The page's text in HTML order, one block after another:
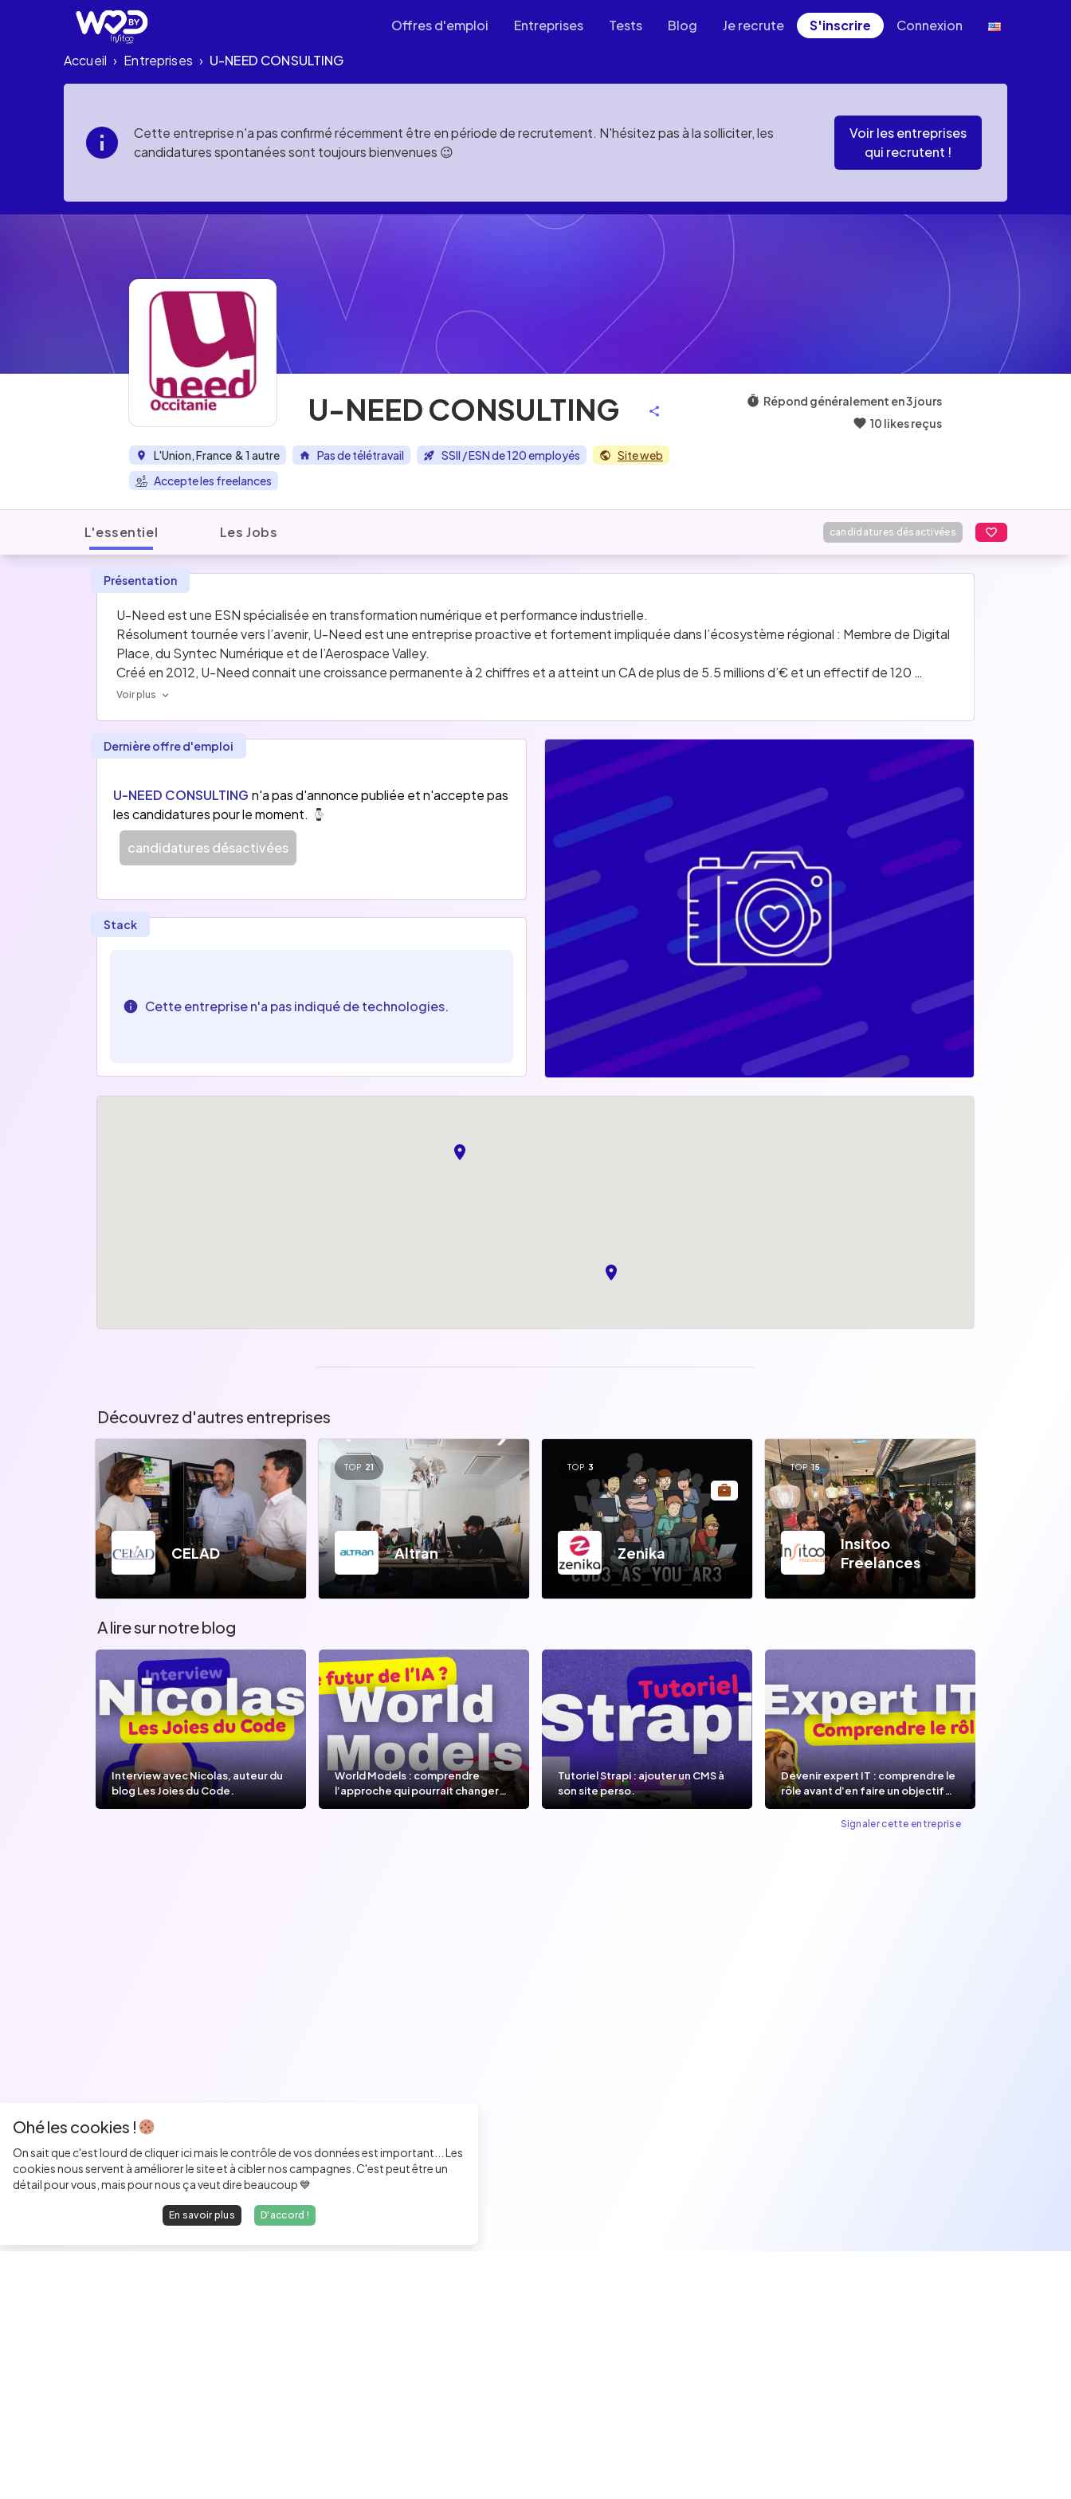
Offres d'emploi Entreprises Tests Blog Je recrute S'inscrire Connexion
Accueil › Entreprises › U-NEED CONSULTING
Cette entreprise n'a pas confirmé récemment être en période de recrutement. N'hésitez pas à la solliciter, les
candidatures spontanées sont toujours bienvenues 😉
Voir les entreprises
qui recrutent !
U-NEED CONSULTING
L'Union, France & 1 autre Pas de télétravail SSII / ESN de 120 employés
Site web
Accepte les freelances
Répond généralement en 3 jours
10 likes reçus
L'essentiel Les Jobs candidatures désactivées
Présentation
U-Need est une ESN spécialisée en transformation numérique et performance industrielle.
Résolument tournée vers l’avenir, U-Need est une entreprise proactive et fortement impliquée dans l’écosystème régional : Membre de Digital
Place, du Syntec Numérique et de l’Aerospace Valley.
Créé en 2012, U-Need connait une croissance permanente à 2 chiffres et a atteint un CA de plus de 5.5 millions d’€ et un effectif de 120
collaborateurs en 2017.
•	La Performance Industrielle ;
Voir plus
Dernière offre d'emploi
U-NEED CONSULTING n'a pas d'annonce publiée et n'accepte pas
les candidatures pour le moment.
candidatures désactivées
Stack
Cette entreprise n'a pas indiqué de technologies.
Découvrez d'autres entreprises
CELAD
TOP 21
Altran
TOP 3
Zenika
TOP 15
Insitoo
Freelances
A lire sur notre blog
Interview avec Nicolas, auteur du
blog Les Joies du Code.
World Models : comprendre
l’approche qui pourrait changer
Tutoriel Strapi : ajouter un CMS à
son site perso.
Devenir expert IT : comprendre le
rôle avant d’en faire un objectif
de carrière.
Signaler cette entreprise
Ohé les cookies !
On sait que c'est lourd de cliquer ici mais le contrôle de vos données est important... Les
cookies nous servent à améliorer le site et à cibler nos campagnes. C'est peut être un
détail pour vous, mais pour nous ça veut dire beaucoup 💙
En savoir plus D'accord !